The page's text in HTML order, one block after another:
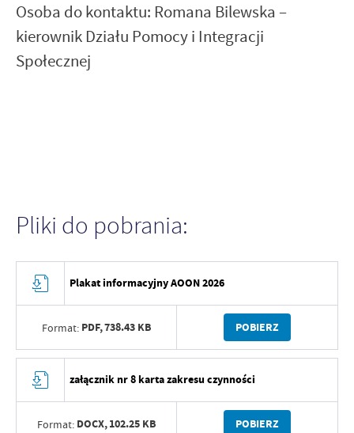
Osoba do kontaktu: Romana Bilewska –
kierownik Działu Pomocy i Integracji
Społecznej
Pliki do pobrania:
Plakat informacyjny AOON 2026
Format: PDF,738.43 KB POBIERZ
załącznik nr 8 karta zakresu czynności
Format: DOCX,102.25 KB POBIERZ